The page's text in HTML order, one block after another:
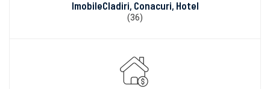
ImobileCladiri, Conacuri, Hotel
(36)